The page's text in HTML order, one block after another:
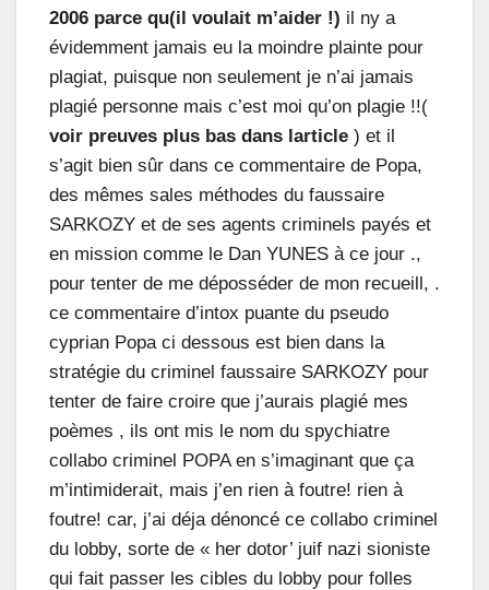
2006 parce qu(il voulait m’aider !) il ny a
évidemment jamais eu la moindre plainte pour
plagiat, puisque non seulement je n’ai jamais
plagié personne mais c’est moi qu’on plagie !!(
voir preuves plus bas dans larticle ) et il
s’agit bien sûr dans ce commentaire de Popa,
des mêmes sales méthodes du faussaire
SARKOZY et de ses agents criminels payés et
en mission comme le Dan YUNES à ce jour .,
pour tenter de me déposséder de mon recueill, .
ce commentaire d’intox puante du pseudo
cyprian Popa ci dessous est bien dans la
stratégie du criminel faussaire SARKOZY pour
tenter de faire croire que j’aurais plagié mes
poèmes , ils ont mis le nom du spychiatre
collabo criminel POPA en s’imaginant que ça
m’intimiderait, mais j’en rien à foutre! rien à
foutre! car, j’ai déja dénoncé ce collabo criminel
du lobby, sorte de « her dotor’ juif nazi sioniste
qui fait passer les cibles du lobby pour folles